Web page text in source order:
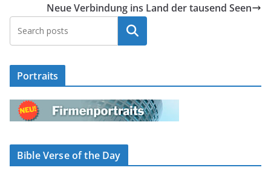
Neue Verbindung ins Land der tausend Seen
Suchen
Portraits
Bible Verse of the Day